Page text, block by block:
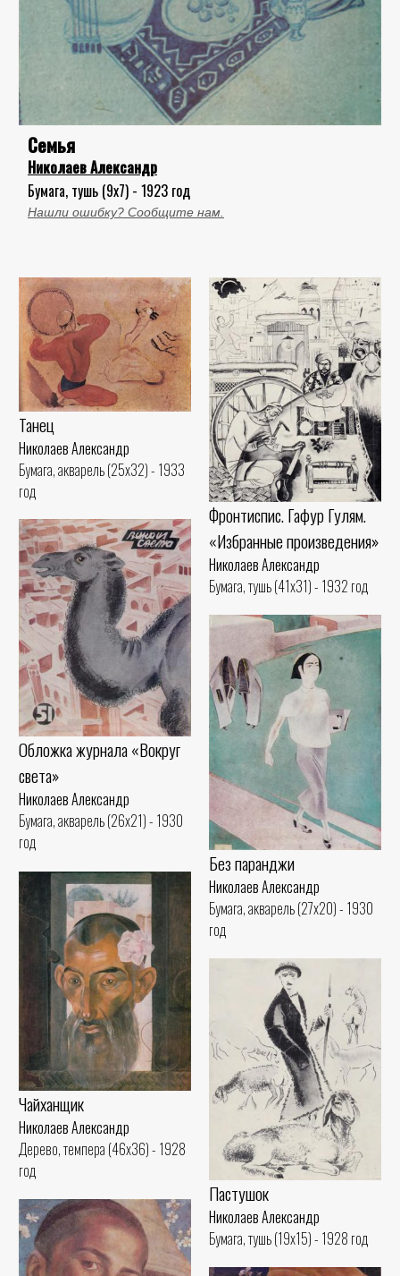
Семья
Николаев Александр
Бумага, тушь (9x7) - 1923 год
Нашли ошибку? Сообщите нам.
Танец
Николаев Александр
Бумага, акварель (25x32) - 1933
год
Фронтиспис. Гафур Гулям.
«Избранные произведения»
Николаев Александр
Бумага, тушь (41x31) - 1932 год
Обложка журнала «Вокруг
света»
Николаев Александр
Бумага, акварель (26x21) - 1930
год
Без паранджи
Николаев Александр
Бумага, акварель (27x20) - 1930
год
Чайханщик
Николаев Александр
Дерево, темпера (46x36) - 1928
год
Пастушок
Николаев Александр
Бумага, тушь (19x15) - 1928 год